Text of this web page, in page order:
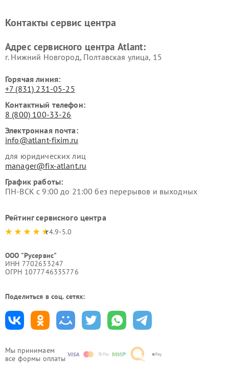
Мы принимаем
все формы оплаты
Контакты сервис центра
Адрес сервисного центра Atlant:
г. Нижний Новгород, Полтавская улица, 15
Горячая линия:
+7 (831) 231-05-25
Контактный телефон:
8 (800) 100-33-26
Электронная почта:
info@atlant-fixim.ru
для юридических лиц
manager@fix-atlant.ru
График работы:
ПН-ВСК с 9:00 до 21:00 без перерывов и выходных
Рейтинг сервисного центра
4.9-5.0
ООО "Русервис"
ИНН 7702633247
ОГРН 1077746335776
Поделиться в соц. сетях: